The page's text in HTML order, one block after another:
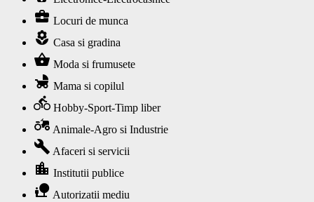
business_center Locuri de munca
local_florist Casa si gradina
shopping_basket Moda si frumusete
child_friendly Mama si copilul
directions_bike Hobby-Sport-Timp liber
agriculture Animale-Agro si Industrie
build Afaceri si servicii
location_city Institutii publice
nature_people Autorizatii mediu